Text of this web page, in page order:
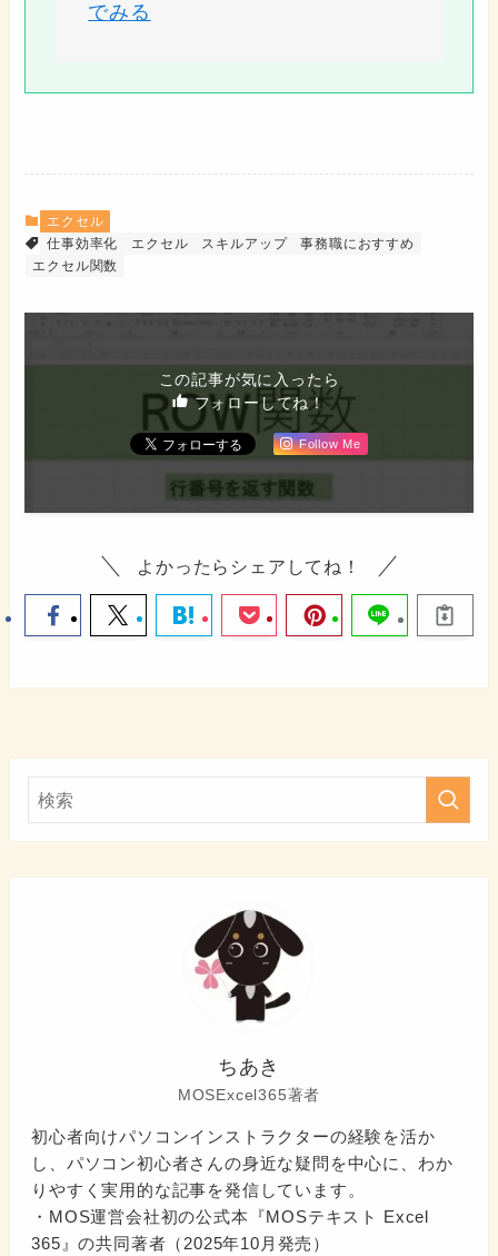
でみる
エクセル
仕事効率化
エクセル スキルアップ
事務職におすすめ
エクセル関数
この記事が気に入ったら
フォローしてね！
Follow Me
よかったらシェアしてね！
ちあき
MOSExcel365著者
初心者向けパソコンインストラクターの経験を活か
し、パソコン初心者さんの身近な疑問を中心に、わか
りやすく実用的な記事を発信しています。
・MOS運営会社初の公式本『MOSテキスト Excel
365』の共同著者（2025年10月発売）